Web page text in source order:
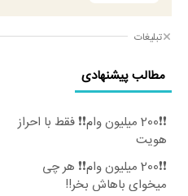
تبلیغات
مطالب پیشنهادی
❗❗200 میلیون وام❗❗ فقط با احراز
هویت
❗❗200 میلیون وام❗❗ هر چی
میخوای باهاش بخر!!